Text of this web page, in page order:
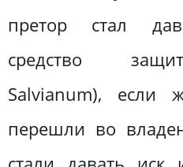
претор стал
средство
Salvianum),
перешли во